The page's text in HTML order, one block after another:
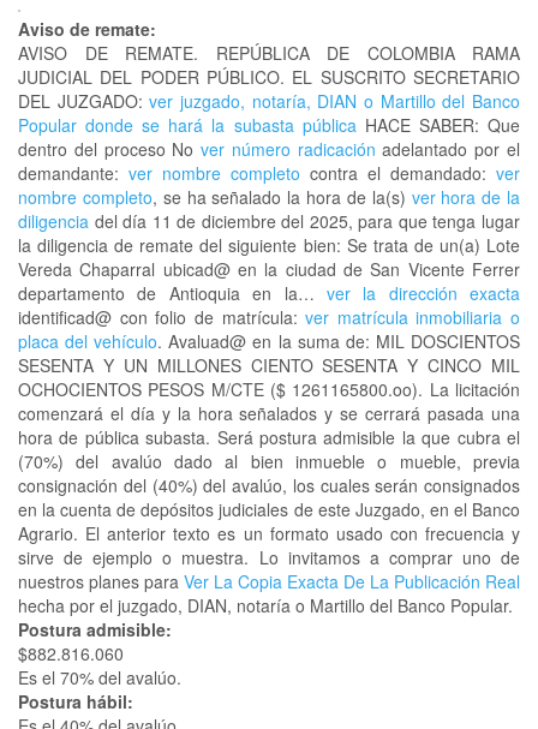
Aviso de remate:
AVISO DE REMATE. REPÚBLICA DE COLOMBIA RAMA
JUDICIAL DEL PODER PÚBLICO. EL SUSCRITO SECRETARIO
DEL JUZGADO: ver juzgado, notaría, DIAN o Martillo del Banco
Popular donde se hará la subasta públicaHACE SABER: Que
dentro del proceso Nover número radicación adelantado por el
demandante: ver nombre completo contra el demandado: ver
nombre completo, se ha señalado la hora de la(s) ver hora de la
diligencia del día 11 de diciembre del 2025, para que tenga lugar
la diligencia de remate del siguiente bien: Se trata de un(a) Lote
Vereda Chaparral ubicad@ en la ciudad de San Vicente Ferrer
departamento de Antioquia en la… ver la dirección exacta
identificad@ con folio de matrícula:ver matrícula inmobiliaria o
placa del vehículo. Avaluad@ en la suma de: MIL DOSCIENTOS
SESENTA Y UN MILLONES CIENTO SESENTA Y CINCO MIL
OCHOCIENTOS PESOS M/CTE ($ 1261165800.oo). La licitación
comenzará el día y la hora señalados y se cerrará pasada una
hora de pública subasta. Será postura admisible la que cubra el
(70%) del avalúo dado al bien inmueble o mueble, previa
consignación del (40%) del avalúo, los cuales serán consignados
en la cuenta de depósitos judiciales de este Juzgado, en el Banco
Agrario. El anterior texto es un formato usado con frecuencia y
sirve de ejemplo o muestra. Lo invitamos a comprar uno de
nuestros planes para Ver La Copia Exacta De La Publicación Real
hecha por el juzgado, DIAN, notaría o Martillo del Banco Popular.
Postura admisible:
$882.816.060
Es el 70% del avalúo.
Postura hábil: